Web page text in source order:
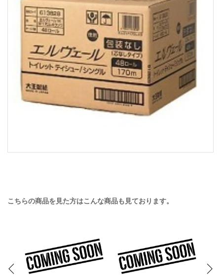
こちらの商品を見た方はこんな商品も見ております。